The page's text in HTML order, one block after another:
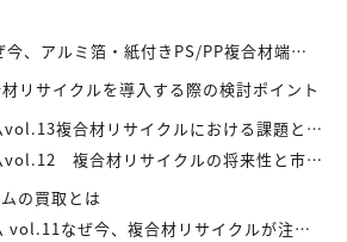
ルミ箔・紙付きPS/PP複合材端材が注目されているのか
リサイクルを導入する際の検討ポイント
複合材リサイクルにおける課題と今後の展望
複合材リサイクルの将来性と市場拡大の可能性
の買取とは
なぜ今、複合材リサイクルが注目されているのか